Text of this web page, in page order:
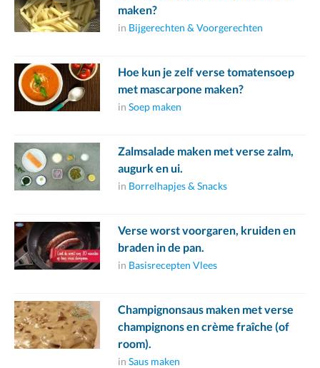
maken?
in Bijgerechten & Voorgerechten
Hoe kun je zelf verse tomatensoep
met mascarpone maken?
in Soep maken
Zalmsalade maken met verse zalm,
augurk en ui.
in Borrelhapjes & Snacks
Verse worst voorgaren, kruiden en
braden in de pan.
in Basisrecepten Vlees
Champignonsaus maken met verse
champignons en crème fraîche (of
room).
in Saus maken